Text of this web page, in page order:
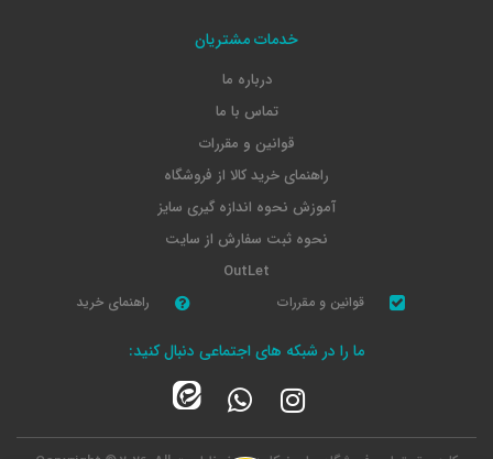
خدمات مشتریان
درباره ما
تماس با ما
قوانین و مقررات
راهنمای خرید کالا از فروشگاه
آموزش نحوه اندازه گیری سایز
نحوه ثبت سفارش از سایت
OutLet
قوانین و مقررات راهنمای خرید
ما را در شبکه های اجتماعی دنبال کنید: